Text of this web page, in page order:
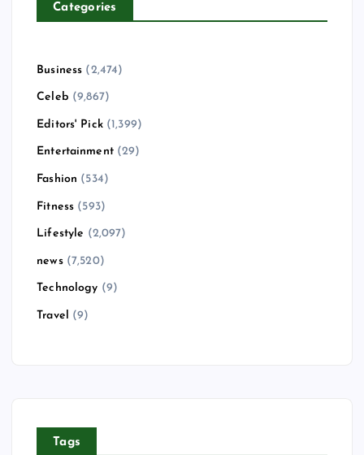
Categories
Business (2,474)
Celeb (9,867)
Editors' Pick(1,399)
Entertainment(29)
Fashion (534)
Fitness (593)
Lifestyle (2,097)
news(7,520)
Technology (9)
Travel (9)
Tags